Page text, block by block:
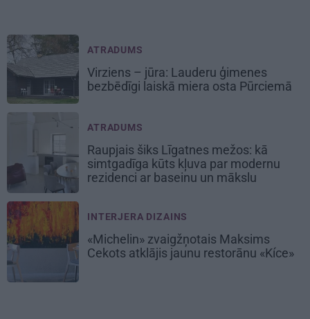
ATRADUMS
Virziens – jūra: Lauderu ģimenes
bezbēdīgi laiskā miera osta Pūrciemā
ATRADUMS
Raupjais šiks Līgatnes mežos: kā
simtgadīga kūts kļuva par modernu
rezidenci ar baseinu un mākslu
INTERJERA DIZAINS
«Michelin» zvaigžņotais Maksims
Cekots atklājis jaunu restorānu «Kíce»